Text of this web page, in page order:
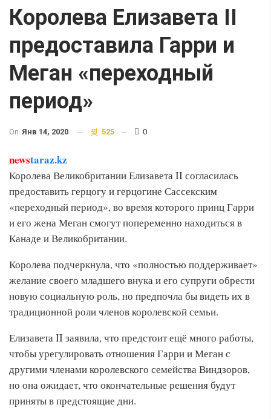
Королева Елизавета II
предоставила Гарри и
Меган «переходный
период»
On Янв 14, 2020 525 0
newstaraz.kz
Королева Великобритании Елизавета II согласилась
предоставить герцогу и герцогине Сассекским
«переходный период», во время которого принц Гарри
и его жена Меган смогут попеременно находиться в
Канаде и Великобритании.
Королева подчеркнула, что «полностью поддерживает»
желание своего младшего внука и его супруги обрести
новую социальную роль, но предпочла бы видеть их в
традиционной роли членов королевской семьи.
Елизавета II заявила, что предстоит ещё много работы,
чтобы урегулировать отношения Гарри и Меган с
другими членами королевского семейства Виндзоров,
но она ожидает, что окончательные решения будут
приняты в предстоящие дни.